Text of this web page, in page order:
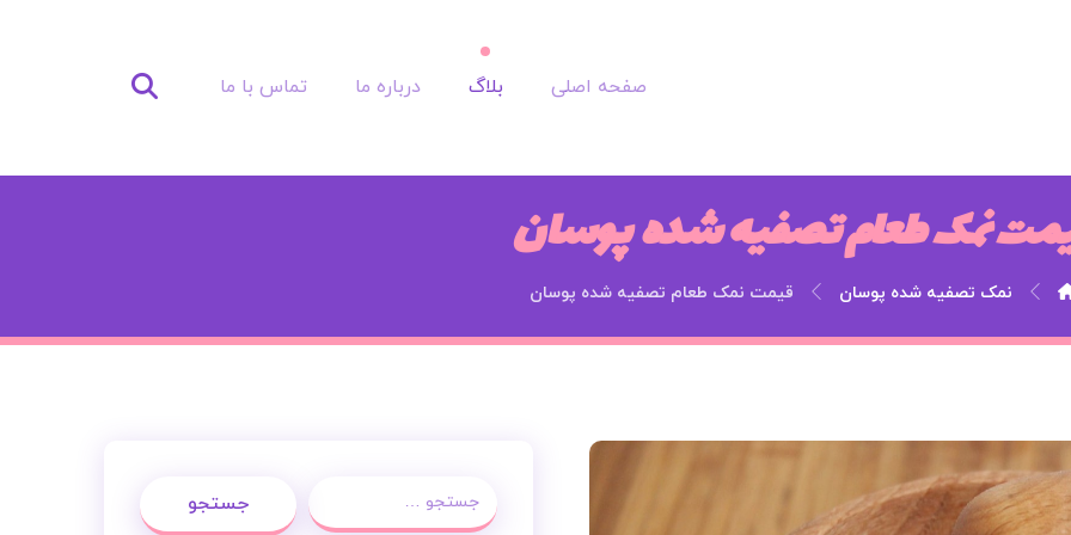
صفحه اصلی بلاگ درباره ما تماس با ما
نمک طعام تصفیه شده پوسان
نمک تصفیه شده پوسان قیمت نمک طعام تصفیه شده پوسان
جستجو